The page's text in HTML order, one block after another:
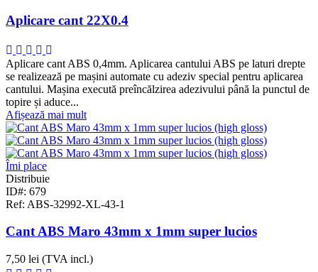
Aplicare cant 22X0.4
Aplicare cant ABS 0,4mm. Aplicarea cantului ABS pe laturi drepte
se realizează pe mașini automate cu adeziv special pentru aplicarea
cantului. Mașina execută preîncălzirea adezivului până la punctul de
topire și aduce...
Afișează mai mult
Îmi place
Distribuie
ID#: 679
Ref: ABS-32992-XL-43-1
Cant ABS Maro 43mm x 1mm super lucios
7,50 lei (TVA incl.)